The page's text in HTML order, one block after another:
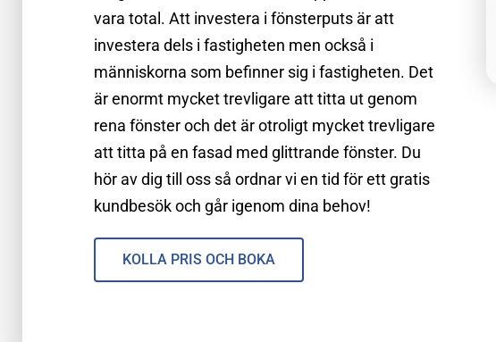
vara total. Att investera i fönsterputs är att
investera dels i fastigheten men också i
människorna som befinner sig i fastigheten. Det
är enormt mycket trevligare att titta ut genom
rena fönster och det är otroligt mycket trevligare
att titta på en fasad med glittrande fönster. Du
hör av dig till oss så ordnar vi en tid för ett gratis
kundbesök och går igenom dina behov!
KOLLA PRIS OCH BOKA